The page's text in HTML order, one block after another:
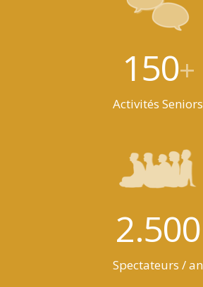
150+
Activités Seniors
2.500
Spectateurs / an